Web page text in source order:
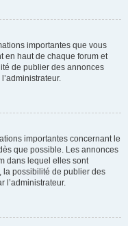
importantes que vous
en haut de chaque forum et
de publier des annonces
importantes concernant le
que possible. Les annonces
dans lequel elles sont
la possibilité de publier des
l’administrateur.